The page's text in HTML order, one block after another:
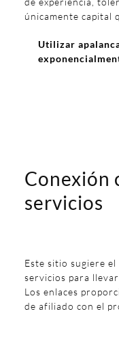
únicamente capital
Utilizar
Conexión
servicios
Este sitio sugiere
servicios para
Los enlaces
de afiliado con el